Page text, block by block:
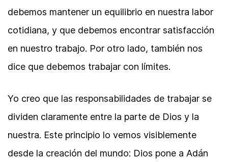
debemos mantener un equilibrio en nuestra labor
cotidiana, y que debemos encontrar satisfacción
en nuestro trabajo. Por otro lado, también nos
dice que debemos trabajar con límites.
Yo creo que las responsabilidades de trabajar se
dividen claramente entre la parte de Dios y la
nuestra. Este principio lo vemos visiblemente
desde la creación del mundo: Dios pone a Adán